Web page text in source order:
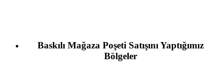
Baskılı Mağaza Poşeti Satışını Yaptığımız
Bölgeler